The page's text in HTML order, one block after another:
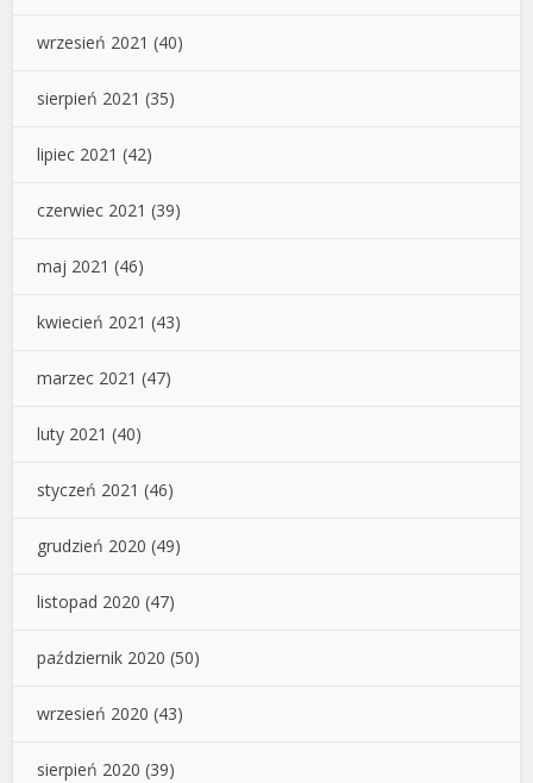
wrzesień 2021 (40)
sierpień 2021 (35)
lipiec 2021 (42)
czerwiec 2021 (39)
maj 2021 (46)
kwiecień 2021 (43)
marzec 2021 (47)
luty 2021 (40)
styczeń 2021 (46)
grudzień 2020 (49)
listopad 2020 (47)
październik 2020 (50)
wrzesień 2020 (43)
sierpień 2020 (39)